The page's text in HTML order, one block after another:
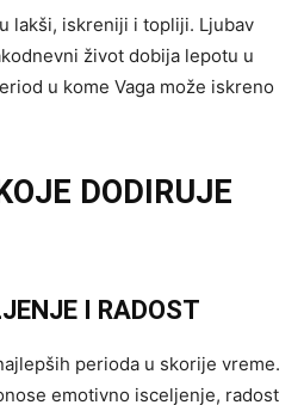
lakši, iskreniji i topliji. Ljubav
život dobija lepotu u
u kome Vaga može iskreno
DODIRUJE
I RADOST
perioda u skorije vreme.
emotivno isceljenje, radost